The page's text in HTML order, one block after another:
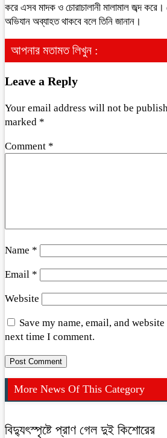
করে এসব মাদক ও চোরাচালানী মালামাল জব্দ
অভিযান অব্যাহত থাকবে বলে তিনি জানান।
আপনার মতামত লিখুন :
Leave a Reply
Your email address will not be
marked *
Comment *
Name *
Email *
Website
Save my name, email, and
next time I comment.
More News Of This Category
বিদ্যুৎস্পৃষ্টে প্রাণ গেল দুই কিশোরের